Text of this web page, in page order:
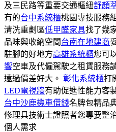
及三民路等重要交通樞紐舒顏
有的台中系統櫃桃園專技服務
清洗重劃區低甲醛家具找了幾
品味與收納空間台南在地建商
駐腳的好地方高雄系統櫃您可
響空車及代僱駕駛之租賃服務
遠過價差好大。 彰化系統櫃打
LED電視牆有助促進性能力客
台中沙鹿機車借錢名牌包精品
修理具技術士證照者您專要整
個人需求